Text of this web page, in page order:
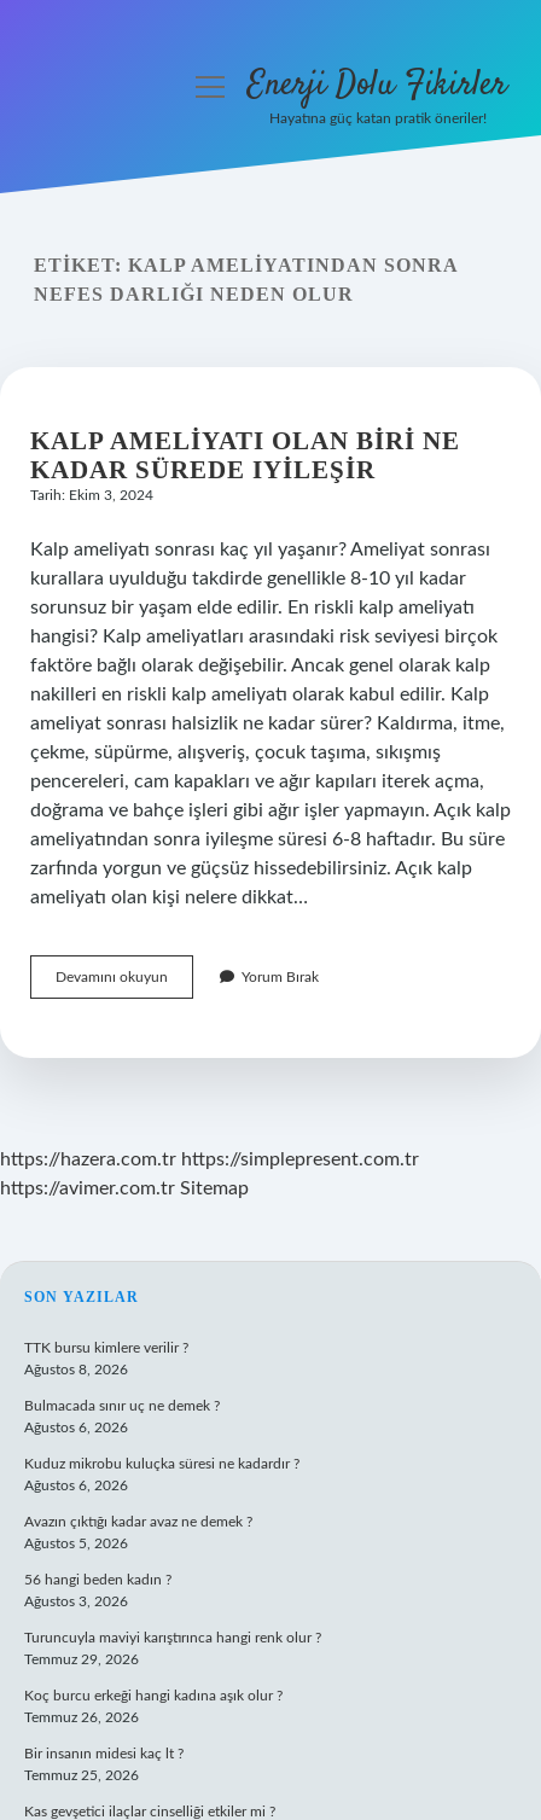
Yasal Uyarı
menüyüEnerji Dolu Fikirler
Hayatına güç katan pratik öneriler!
ETIKET: KALP AMELIYATINDAN SONRA
NEFES DARLIĞI NEDEN OLUR
KALP AMELIYATI OLAN BIRI NE
KADAR SÜREDE IYILEŞIR
Tarih: Ekim 3, 2024
Kalp ameliyatı sonrası kaç yıl yaşanır? Ameliyat sonrası
kurallara uyulduğu takdirde genellikle 8-10 yıl kadar
sorunsuz bir yaşam elde edilir. En riskli kalp ameliyatı
hangisi? Kalp ameliyatları arasındaki risk seviyesi birçok
faktöre bağlı olarak değişebilir. Ancak genel olarak kalp
nakilleri en riskli kalp ameliyatı olarak kabul edilir. Kalp
ameliyat sonrası halsizlik ne kadar sürer? Kaldırma, itme,
çekme, süpürme, alışveriş, çocuk taşıma, sıkışmış
pencereleri, cam kapakları ve ağır kapıları iterek açma,
doğrama ve bahçe işleri gibi ağır işler yapmayın. Açık kalp
ameliyatından sonra iyileşme süresi 6-8 haftadır. Bu süre
zarfında yorgun ve güçsüz hissedebilirsiniz. Açık kalp
ameliyatı olan kişi nelere dikkat…
Devamını okuyun
Ameliyatı
Ne
Yorum Bırak
https://hazera.com.tr https://simplepresent.com.tr
https://avimer.com.tr Sitemap
SIDEBAR
SON YAZILAR
TTK bursu kimlere verilir ?
Ağustos 8, 2026
Bulmacada sınır uç ne demek ?
Ağustos 6, 2026
Kuduz mikrobu kuluçka süresi ne kadardır ?
Ağustos 6, 2026
Avazın çıktığı kadar avaz ne demek ?
Ağustos 5, 2026
56 hangi beden kadın ?
Ağustos 3, 2026
Turuncuyla maviyi karıştırınca hangi renk olur ?
Temmuz 29, 2026
Koç burcu erkeği hangi kadına aşık olur ?
Temmuz 26, 2026
Bir insanın midesi kaç lt ?
Temmuz 25, 2026
Kas gevşetici ilaçlar cinselliği etkiler mi ?